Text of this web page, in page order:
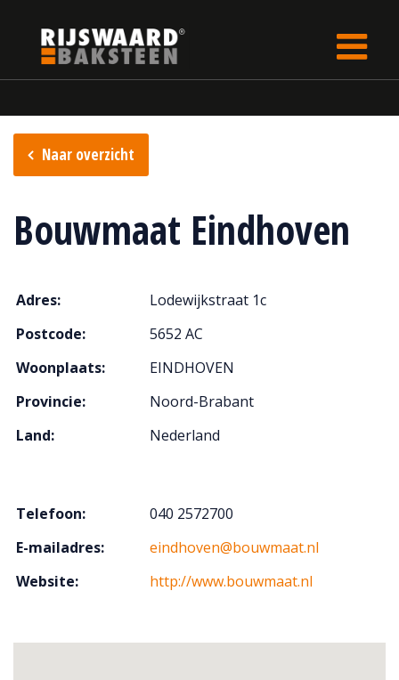
Naar overzicht
Bouwmaat Eindhoven
Adres:
Lodewijkstraat 1c
Postcode:
5652 AC
Woonplaats:
EINDHOVEN
Provincie:
Noord-Brabant
Land:
Nederland
Telefoon:
040 2572700
E-mailadres:
eindhoven@bouwmaat.nl
Website:
http://www.bouwmaat.nl